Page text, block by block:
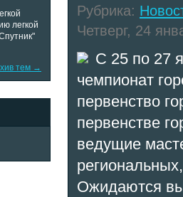
легкой
тем →
Рубрика:
Четверг, 24
С 25 по 27
чемпионат
первенство
первенстве
ведущие
Ожидаются